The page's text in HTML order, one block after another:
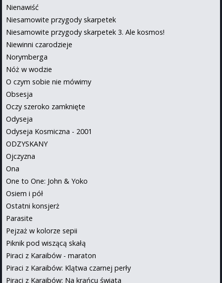
Nienawiść
Niesamowite przygody skarpetek
Niesamowite przygody skarpetek 3. Ale kosmos!
Niewinni czarodzieje
Norymberga
Nóż w wodzie
O czym sobie nie mówimy
Obsesja
Oczy szeroko zamknięte
Odyseja
Odyseja Kosmiczna - 2001
ODZYSKANY
Ojczyzna
Ona
One to One: John & Yoko
Osiem i pół
Ostatni konsjerż
Parasite
Pejzaż w kolorze sepii
Piknik pod wiszącą skałą
Piraci z Karaibów - maraton
Piraci z Karaibów: Klątwa czarnej perły
Piraci z Karaibów: Na krańcu świata